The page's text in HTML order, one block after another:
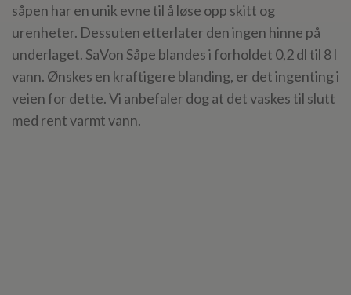
såpen har en unik evne til å løse opp skitt og
urenheter. Dessuten etterlater den ingen hinne på
underlaget. SaVon Såpe blandes i forholdet 0,2 dl til 8 l
vann. Ønskes en kraftigere blanding, er det ingenting i
veien for dette. Vi anbefaler dog at det vaskes til slutt
med rent varmt vann.